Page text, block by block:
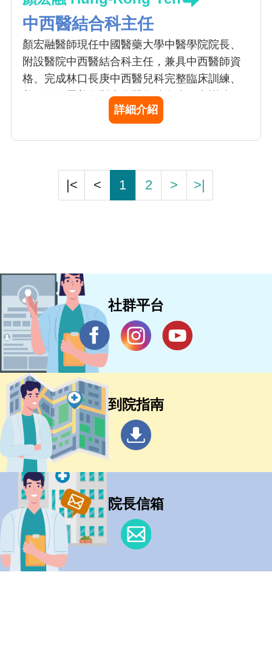
中西醫結合科主任
顏宏融醫師現任中國醫藥大學中醫學院院長、
附設醫院中西醫結合科主任，兼具中西醫師資
格、完成林口長庚中西醫兒科完整臨床訓練、
美國約翰霍普金斯大學醫學院免疫研究訓練。
《康健》雜誌專文採訪讚譽為「融會中西醫，
疾病，也包括免疫疾病，結合現代醫學的方
法，透過精準免疫調控，驗證傳統的中醫智
詳細介紹
|< < 1 2 > >|
社群平台
到院指南
院長信箱